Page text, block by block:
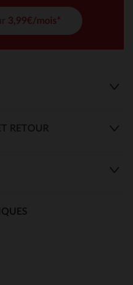
3,99€/mois*
RETOUR